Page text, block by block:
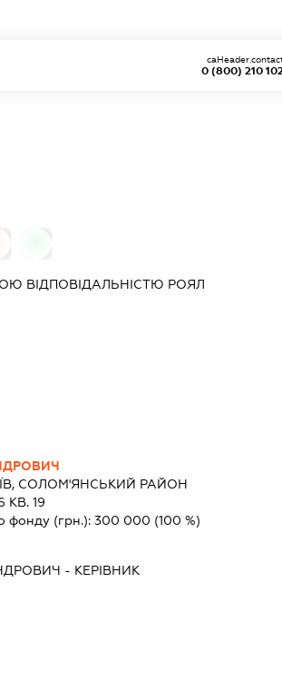
0 (800) 210 102
ВІДПОВІДАЛЬНІСТЮ РОЯЛ
СОЛОМ'ЯНСЬКИЙ РАЙОН
КВ. 19
фонду (грн.): 300 000 (100 %)
- КЕРІВНИК